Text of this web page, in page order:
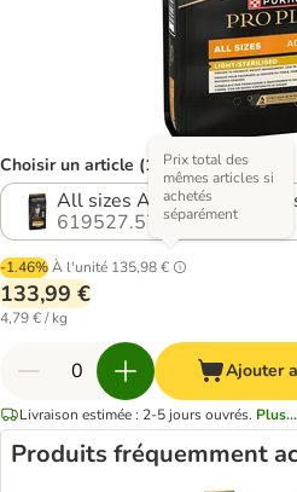
Choisir un article (18 variantes)
All sizes Adult Light
619527.57
-1.46%À l'unité 135,98 €
Prix total des
mêmes articles si
achetés
séparément
133,99 €
4,79 € / kg
Ajouter
Livraison estimée : 2-5 jours ouvrés. Plus...
Produits fréquemment